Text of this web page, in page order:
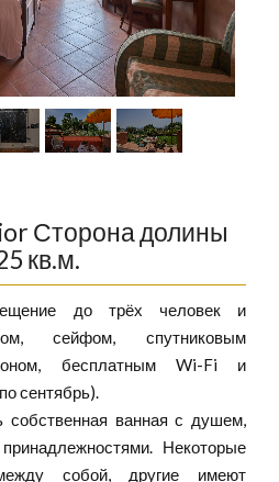
Сторона долины
кв.м.
до трёх человек и
сейфом, спутниковым
бесплатным Wi-Fi и
сентябрь).
собственная ванная с душем,
Некоторые
собой, другие имеют